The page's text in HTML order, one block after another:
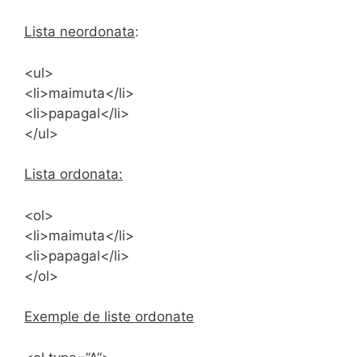
Lista neordonata:
<ul>
<li>maimuta</li>
<li>papagal</li>
</ul>
Lista ordonata:
<ol>
<li>maimuta</li>
<li>papagal</li>
</ol>
Exemple de liste ordonate